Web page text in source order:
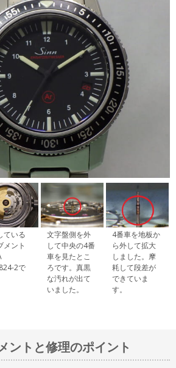
ている
メント
2で
文字盤側を外
して中央の4番
車を見たとこ
ろです。真黒
な汚れが出て
いました。
4番車を地板か
ら外して拡大
しました。摩
耗して段差が
できていま
す。
ントと修理のポイント